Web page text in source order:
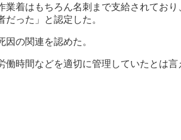
着はもちろん名刺まで支給されてお
った」と認定した。
の関連を認めた。
時間などを適切に管理していたとは